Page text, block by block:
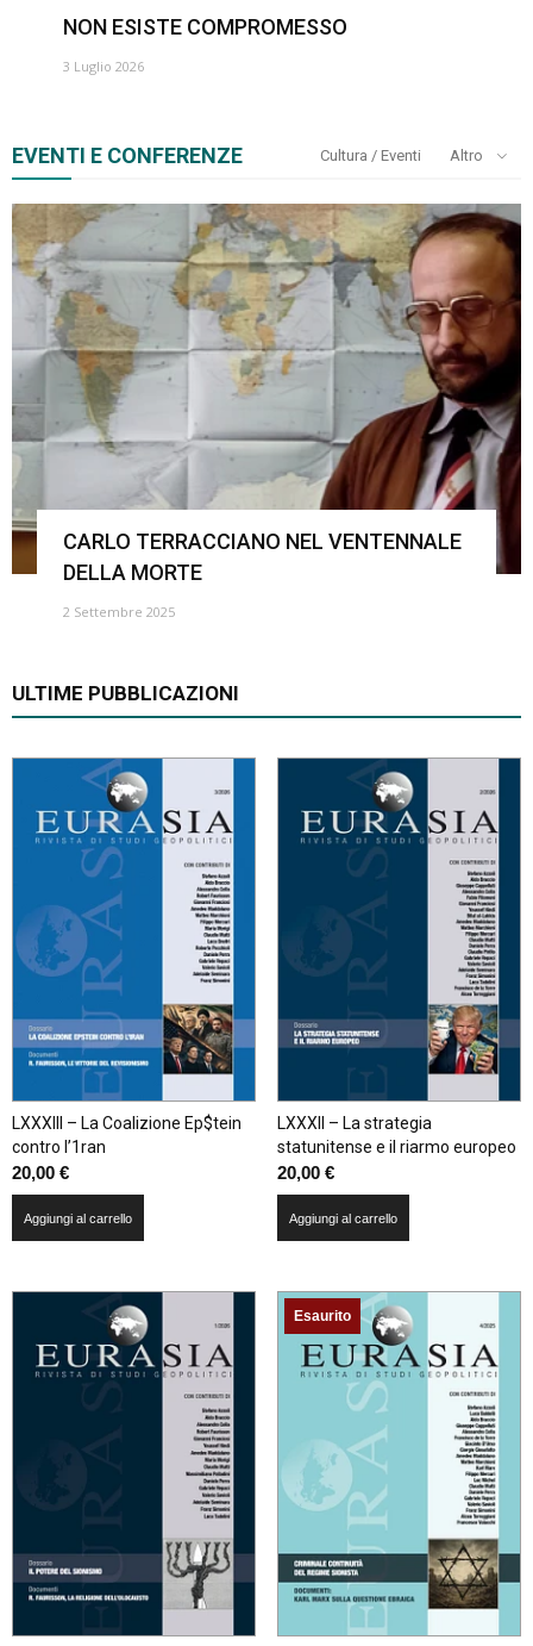
NON ESISTE COMPROMESSO
3 Luglio 2026
EVENTI E CONFERENZE Cultura / Eventi Altro
CARLO TERRACCIANO NEL VENTENNALE
DELLA MORTE
2 Settembre 2025
ULTIME PUBBLICAZIONI
LXXXIII – La Coalizione Ep$tein
contro l’1ran
20,00 €
Aggiungi al carrello
LXXXII – La strategia
statunitense e il riarmo europeo
20,00 €
Aggiungi al carrello
Esaurito